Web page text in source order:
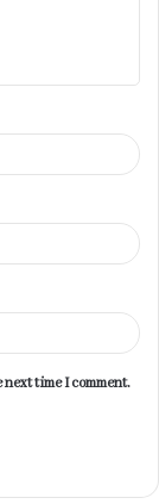
next time I comment.